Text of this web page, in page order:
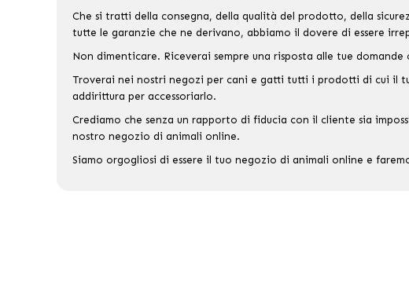
Che si tratti della consegna, della qualità del prodotto, della
tutte le garanzie che ne derivano, abbiamo il dovere di essere
Non dimenticare. Riceverai sempre una risposta alle tue
Troverai nei nostri negozi per cani e gatti tutti i prodotti di cui il
addirittura per accessoriarlo.
Crediamo che senza un rapporto di fiducia con il cliente sia
nostro negozio di animali online.
Siamo orgogliosi di essere il tuo negozio di animali online e